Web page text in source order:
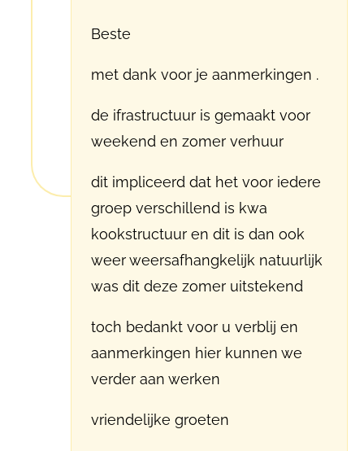
Beste
met dank voor je aanmerkingen .
de ifrastructuur is gemaakt voor
weekend en zomer verhuur
dit impliceerd dat het voor iedere
groep verschillend is kwa
kookstructuur en dit is dan ook
weer weersafhangkelijk natuurlijk
was dit deze zomer uitstekend
toch bedankt voor u verblij en
aanmerkingen hier kunnen we
verder aan werken
vriendelijke groeten